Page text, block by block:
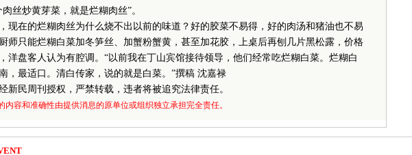
丝炒黄芽菜，就是烂糊肉丝”。
在的烂糊肉丝为什么烧不出以前的味道？好的胶菜不易得，好的肉汤和猪油也不易
师只能烂糊白菜加冬笋丝、加蟹粉蟹黄，甚至加花胶，上桌后再刨几片黑松露，价格
洋盘客人认为有腔调。“以前我在丁山宾馆接待领导，他们经常吃烂糊白菜。烂糊白
，最适口。清白传家，说的就是白菜。”撰稿 沈嘉禄
新民周刊授权，严禁转载，违者将被追究法律责任。
内容和准确性由提供消息的原单位或组织独立承担完全责任。